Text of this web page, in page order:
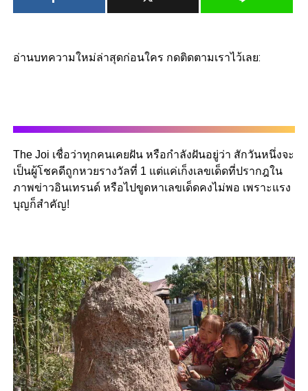
อ่านบทความใหม่ล่าสุดก่อนใคร กดติดตามเราไว้เลย:
The Joi เชื่อว่าทุกคนเคยฝัน หรือกำลังฝันอยู่ว่า สักวันหนึ่งจะ
เป็นผู้โชคดีถูกหวยรางวัลที่ 1 แต่แค่เก็งเลขเด็ดที่ปรากฎใน
ภาพข่าวอินเทรนด์ หรือไปขูดหาเลขเด็ดคงไม่พอ เพราะแรง
บุญก็สำคัญ!